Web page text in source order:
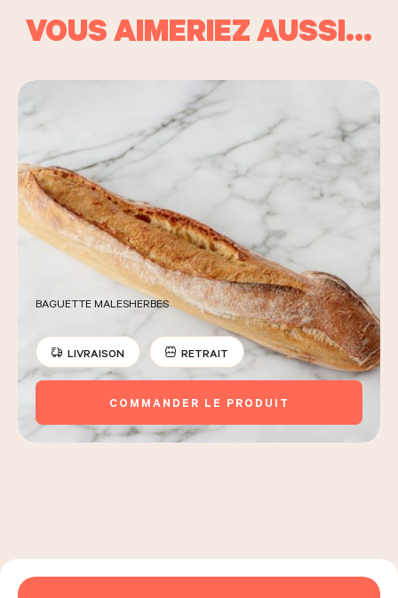
VOUS AIMERIEZ AUSSI…
BAGUETTE MALESHERBES
LIVRAISON RETRAIT
COMMANDER LE PRODUIT